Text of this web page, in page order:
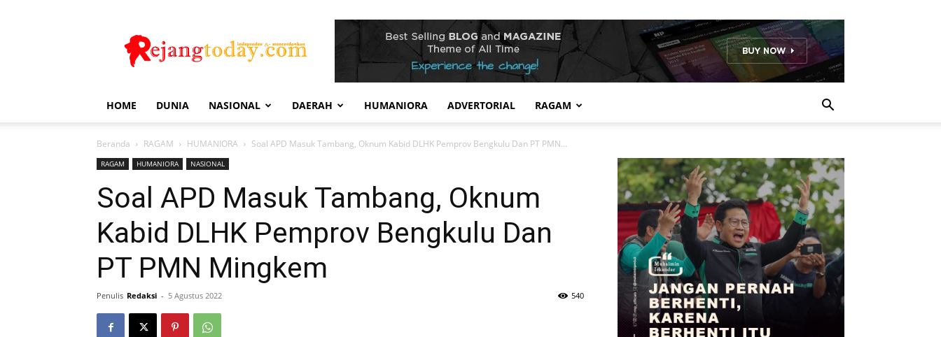
Today
HOME DUNIA NASIONAL DAERAH HUMANIORA ADVERTORIAL RAGAM
Beranda RAGAM HUMANIORA Soal APD Masuk Tambang, Oknum Kabid DLHK Pemprov Bengkulu Dan PT PMN...
RAGAM HUMANIORA NASIONAL
Soal APD Masuk Tambang, Oknum
Kabid DLHK Pemprov Bengkulu Dan
PT PMN Mingkem
Penulis Redaksi - 5 Agustus 2022 540